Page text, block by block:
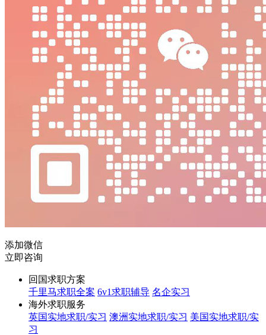
添加微信
立即咨询
回国求职方案
千里马求职全案 6v1求职辅导 名企实习
海外求职服务
英国实地求职/实习 澳洲实地求职/实习 美国实地求职/实
习